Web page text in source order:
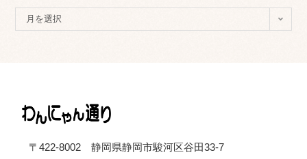
ー
月を選択
〒422-8002 静岡県静岡市駿河区谷田33-7